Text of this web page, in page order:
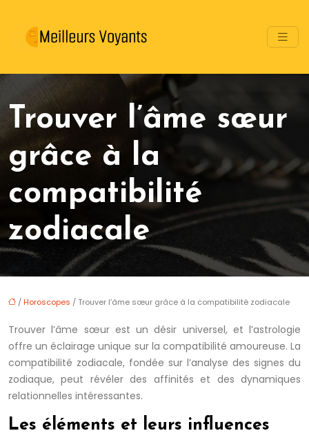
Trouver l’âme sœur
grâce à la
compatibilité
zodiacale
/ Horoscopes / Trouver l’âme sœur grâce à la compatibilité zodiacale
Trouver l’âme sœur est un désir universel, et l’astrologie
offre un éclairage unique sur la compatibilité amoureuse. La
compatibilité zodiacale, fondée sur l’analyse des signes du
zodiaque, peut révéler des affinités et des dynamiques
relationnelles intéressantes.
Les éléments et leurs influences